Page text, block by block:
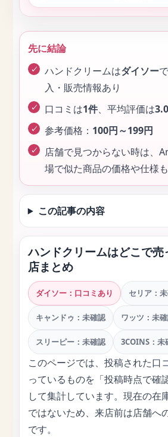
先に結論
ハンドクリームはダイソー
入・販売情報あり
口コミは1件、平均評価は
参考価格： 100円～199円
店舗で見つからない時は、
場で似た商品の価格や仕様
この記事の内容
ハンドクリームはどこで売
店まとめ
ダイソー：口コミあり セリア：
キャンドゥ：未確認 ワッツ：未
スリーピー：未確認 3COINS：未
このページでは、投稿された口
っているものを「投稿時点で確
して集計しています。現在の在
ではないため、来店前は店舗へ
です。